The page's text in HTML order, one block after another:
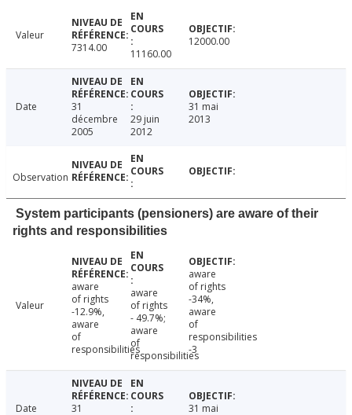
Valeur
7314.00
11160.00
12000.00
Date
31
décembre
2005
29 juin
2012
31 mai
2013
Observation
System participants (pensioners) are aware of their
rights and responsibilities
Valeur
aware
of rights
-12.9%,
aware
of
responsibilities
aware
of rights
- 49.7%;
aware
of
responsibilities
aware
of rights
-34%,
aware
of
responsibilities
-3
Date
31
31 mai